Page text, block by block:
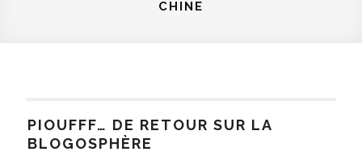
CHINE
PIOUFFF… DE RETOUR SUR LA
BLOGOSPHÈRE